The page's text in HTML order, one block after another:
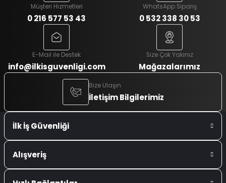
Müşteri Hizmetleri
0 216 577 53 43
WhatsApp Sipariş
0 532 338 30 53
E-Mail ile Destek
info@ilkisguvenligi.com
Size Çok Yakınız
Mağazalarımız
Bize Ulaşın
İletişim Bilgilerimiz
İlk İş Güvenliği
Alışveriş